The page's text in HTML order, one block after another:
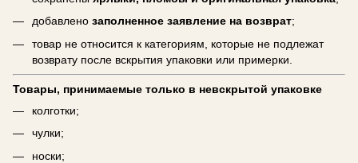
добавлено заполненное заявление на возврат;
товар не относится к категориям, которые не подлежат
возврату после вскрытия упаковки или примерки.
Товары, принимаемые только в невскрытой упаковке
колготки;
чулки;
носки;